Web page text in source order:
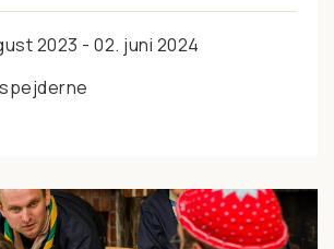
2023 - 02. juni 2024